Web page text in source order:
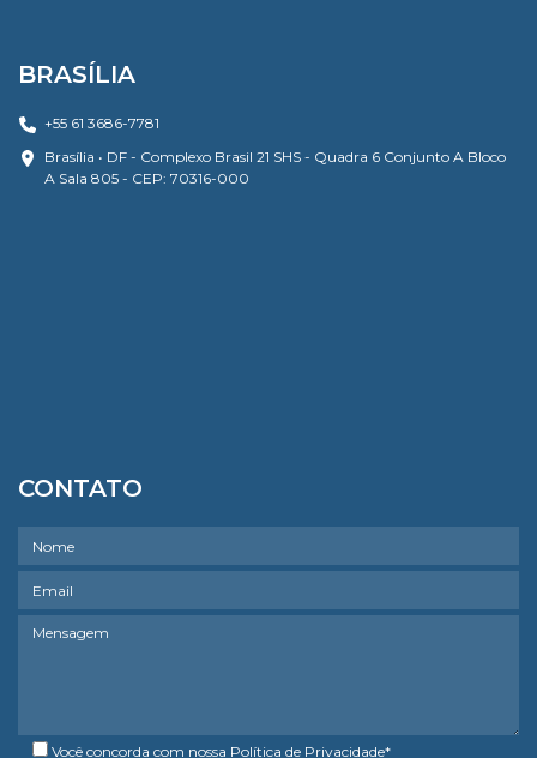
BRASÍLIA
+55 61 3686-7781
Brasília • DF - Complexo Brasil 21 SHS - Quadra 6 Conjunto A Bloco
A Sala 805 - CEP: 70316-000
CONTATO
Você concorda com nossa Política de Privacidade*